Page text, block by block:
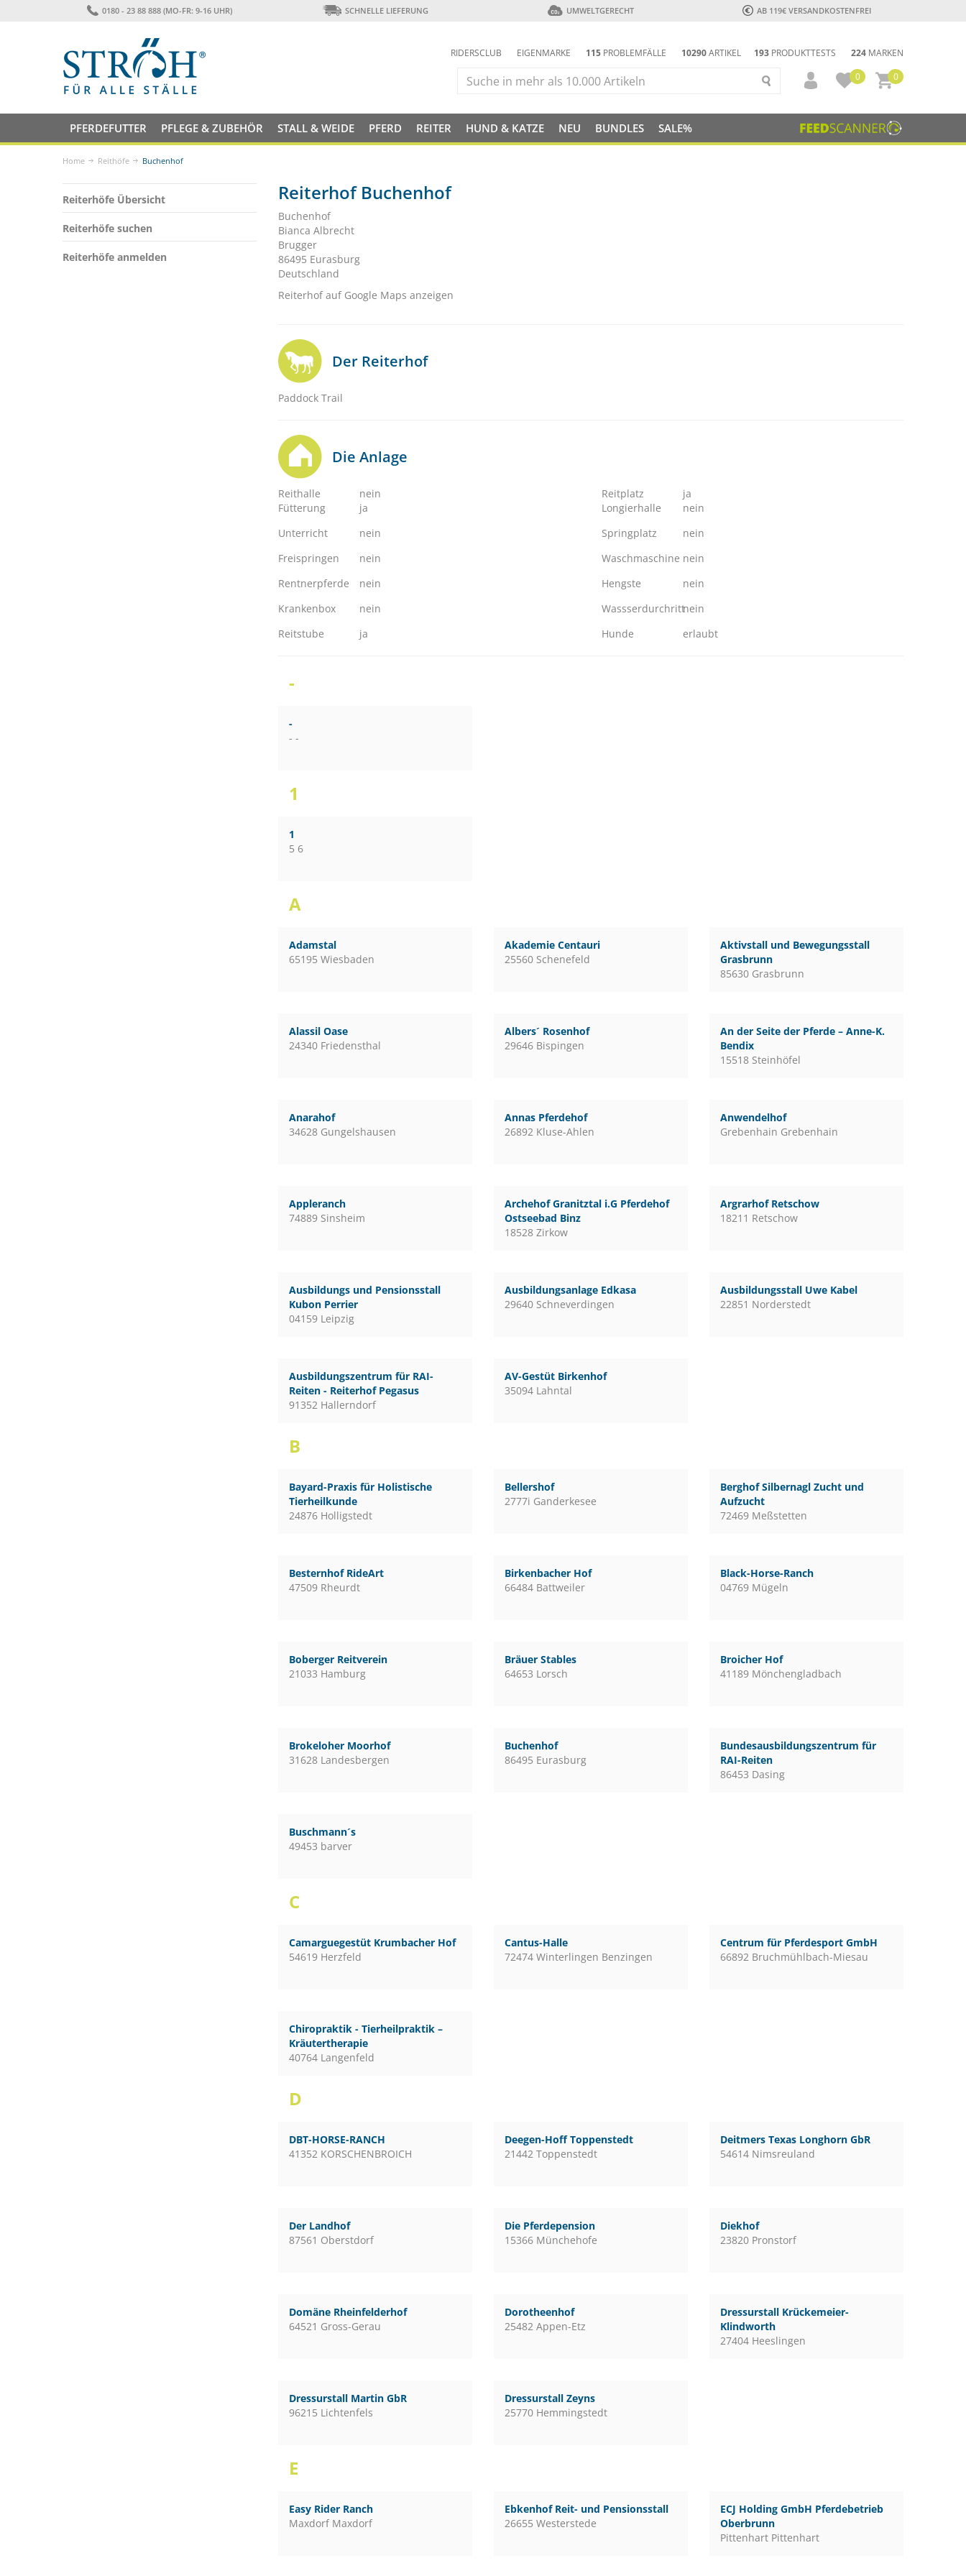
0180 - 23 88 888 (MO-FR: 9-16 UHR) SCHNELLE LIEFERUNG UMWELTGERECHT AB 119€ VERSANDKOSTENFREI
193 PRODUKTTESTS 224 MARKEN
RIDERSCLUB EIGENMARKE 115 PROBLEMFÄLLE 10290ARTIKEL
0
0
PFERDEFUTTER PFLEGE & ZUBEHÖR STALL & WEIDE PFERD REITER HUND & KATZE NEU BUNDLES SALE%
Home Reithöfe Buchenhof
Reiterhöfe Übersicht
Reiterhöfe suchen
Reiterhöfe anmelden
Reiterhof Buchenhof
Buchenhof
Bianca Albrecht
Brugger
86495 Eurasburg
Deutschland
Reiterhof auf Google Maps anzeigen
Der Reiterhof
Paddock Trail
Die Anlage
Reithalle nein Reitplatz
ja
Fütterung
ja Longierhalle
nein
Unterricht
nein Springplatz
nein
Freispringen
nein Waschmaschine nein
Rentnerpferde
nein Hengste
nein
Krankenbox
nein Wassserdurchrittnein
Reitstube
ja Hunde erlaubt
-
-
- -
1
1
5 6
A
Adamstal
65195 Wiesbaden
Akademie Centauri
25560 Schenefeld
Aktivstall und Bewegungsstall
Grasbrunn
85630 Grasbrunn
Alassil Oase
24340 Friedensthal
Albers´ Rosenhof
29646 Bispingen
An der Seite der Pferde – Anne-K.
Bendix
15518 Steinhöfel
Anarahof
34628 Gungelshausen
Annas Pferdehof
26892 Kluse-Ahlen
Anwendelhof
Grebenhain Grebenhain
Appleranch
74889 Sinsheim
Archehof Granitztal i.G Pferdehof
Ostseebad Binz
18528 Zirkow
Argrarhof Retschow
18211 Retschow
Ausbildungs und Pensionsstall
Kubon Perrier
04159 Leipzig
Ausbildungsanlage Edkasa
29640 Schneverdingen
Ausbildungsstall Uwe Kabel
22851 Norderstedt
Ausbildungszentrum für RAI-
Reiten - Reiterhof Pegasus
91352 Hallerndorf
AV-Gestüt Birkenhof
35094 Lahntal
B
Bayard-Praxis für Holistische
Tierheilkunde
24876 Holligstedt
Bellershof
2777i Ganderkesee
Berghof Silbernagl Zucht und
Aufzucht
72469 Meßstetten
Besternhof RideArt
47509 Rheurdt
Birkenbacher Hof
66484 Battweiler
Black-Horse-Ranch
04769 Mügeln
Boberger Reitverein
21033 Hamburg
Bräuer Stables
64653 Lorsch
Broicher Hof
41189 Mönchengladbach
Brokeloher Moorhof
31628 Landesbergen
Buchenhof
86495 Eurasburg
Bundesausbildungszentrum für
RAI-Reiten
86453 Dasing
Buschmann´s
49453 barver
C
Camarguegestüt Krumbacher Hof
54619 Herzfeld
Cantus-Halle
72474 Winterlingen Benzingen
Centrum für Pferdesport GmbH
66892 Bruchmühlbach-Miesau
Chiropraktik - Tierheilpraktik –
Kräutertherapie
40764 Langenfeld
D
DBT-HORSE-RANCH
41352 KORSCHENBROICH
Deegen-Hoff Toppenstedt
21442 Toppenstedt
Deitmers Texas Longhorn GbR
54614 Nimsreuland
Der Landhof
87561 Oberstdorf
Die Pferdepension
15366 Münchehofe
Diekhof
23820 Pronstorf
Domäne Rheinfelderhof
64521 Gross-Gerau
Dorotheenhof
25482 Appen-Etz
Dressurstall Krückemeier-
Klindworth
27404 Heeslingen
Dressurstall Martin GbR
96215 Lichtenfels
Dressurstall Zeyns
25770 Hemmingstedt
E
Easy Rider Ranch
Maxdorf Maxdorf
Ebkenhof Reit- und Pensionsstall
26655 Westerstede
ECJ Holding GmbH Pferdebetrieb
Oberbrunn
Pittenhart Pittenhart